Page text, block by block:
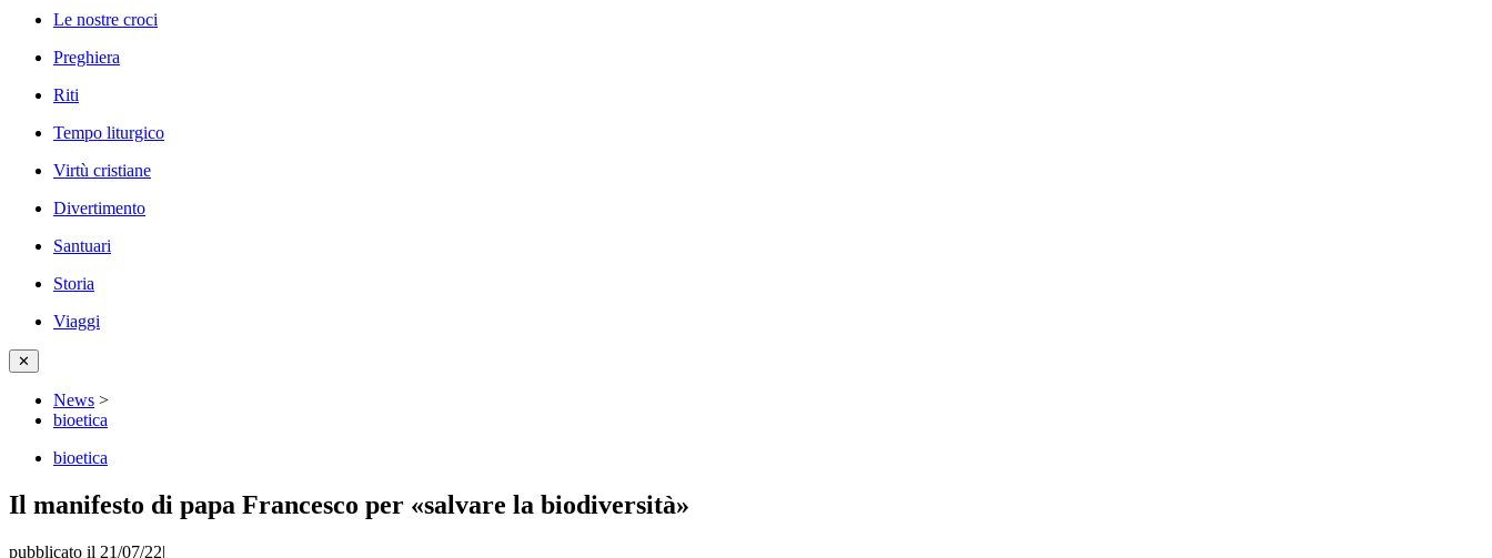
Le nostre croci
Preghiera
Riti
Tempo liturgico
Virtù cristiane
Divertimento
Santuari
Storia
Viaggi
✕
News >
bioetica
bioetica
Il manifesto di papa Francesco per «salvare la biodiversità»
pubblicato il 21/07/22|